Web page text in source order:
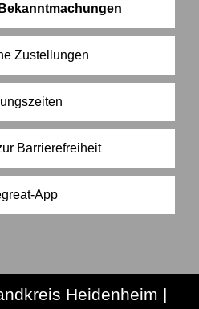
Zustellungen
Barrierefreiheit
App
Heidenheim |